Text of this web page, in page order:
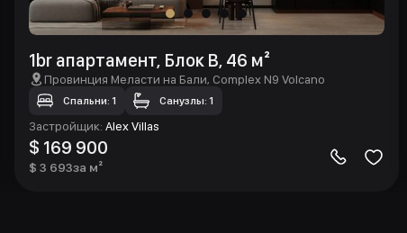
1br апартамент, Блок B, 46 м²
Провинция Меласти на Бали, Complex N9 Volcano
Спальни: 1 Санузлы: 1
Застройщик: Alex Villas
$ 169 900
$ 3 693за м²